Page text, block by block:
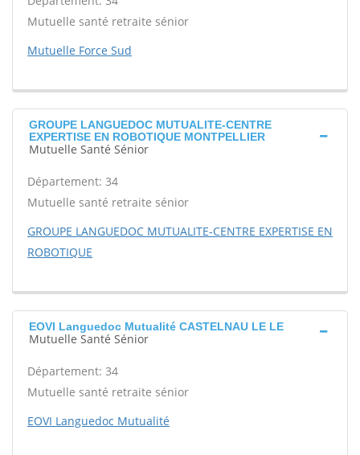
Mutuelle santé retraite sénior
Mutuelle Force Sud
GROUPE LANGUEDOC MUTUALITE-CENTRE
EXPERTISE EN ROBOTIQUE MONTPELLIER
Mutuelle Santé Sénior
Département: 34
Mutuelle santé retraite sénior
GROUPE LANGUEDOC MUTUALITE-CENTRE EXPERTISE EN
ROBOTIQUE
EOVI Languedoc Mutualité CASTELNAU LE LE
Mutuelle Santé Sénior
Département: 34
Mutuelle santé retraite sénior
EOVI Languedoc Mutualité